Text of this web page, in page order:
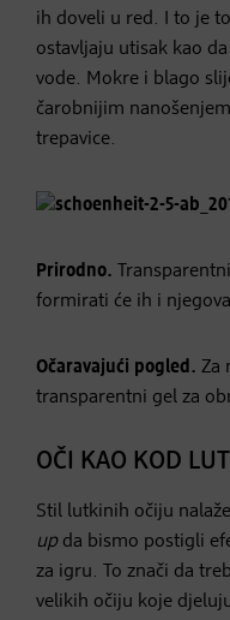
ih doveli u red. I to je
ostavljaju utisak kao
vode. Mokre i blago
čarobnijim
trepavice.
Prirodno.
formirati će ih i
Očaravajući pogled. Za
transparentni gel za
OČI KAO KOD
Stil lutkinih očiju
upda bismo postigli
za igru. To znači da
velikih očiju koje